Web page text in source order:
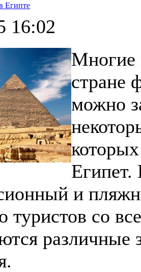
Египте
16:02
Многие
стране
можно
Египет.
и
туристов со
различные